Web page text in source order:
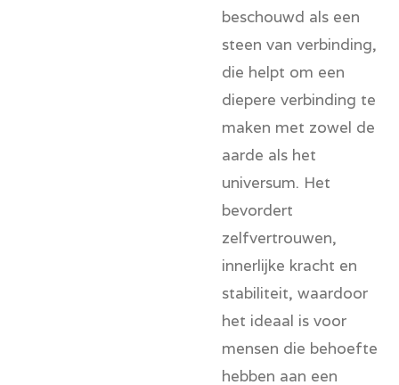
beschouwd als een
steen van verbinding,
die helpt om een
diepere verbinding te
maken met zowel de
aarde als het
universum. Het
bevordert
zelfvertrouwen,
innerlijke kracht en
stabiliteit, waardoor
het ideaal is voor
mensen die behoefte
hebben aan een